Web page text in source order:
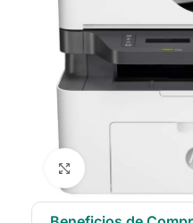
Click to enlarge